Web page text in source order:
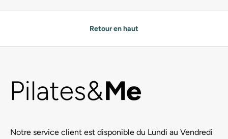
Retour en haut
Notre service client est disponible du Lundi au Vendredi